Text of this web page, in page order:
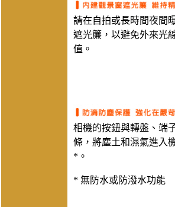
請在自拍或長時間夜間
遮光簾，以避免外來光
值。
相機的按鈕與轉盤、端
條，將塵土和濕氣進入
*。
* 無防水或防潑水功能